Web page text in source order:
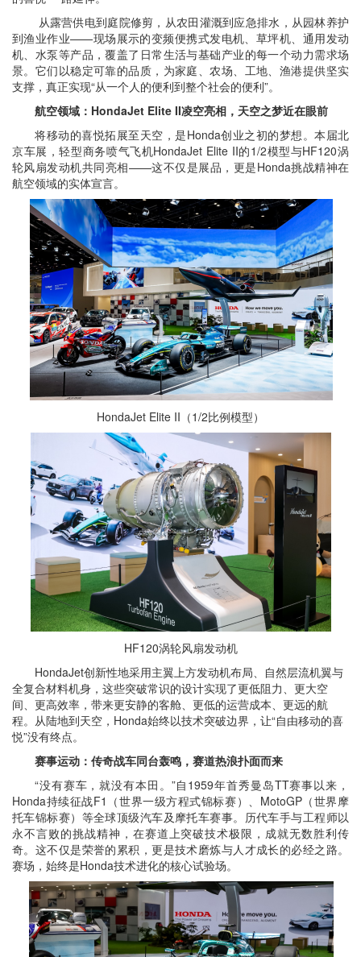
从露营供电到庭院修剪，从农田灌溉到应急排水，从园林养护
到渔业作业——现场展示的变频便携式发电机、草坪机、通用发动
机、水泵等产品，覆盖了日常生活与基础产业的每一个动力需求场
景。它们以稳定可靠的品质，为家庭、农场、工地、渔港提供坚实
支撑，真正实现“从一个人的便利到整个社会的便利”。
航空领域：HondaJet Elite II凌空亮相，天空之梦近在眼前
将移动的喜悦拓展至天空，是Honda创业之初的梦想。本届北
京车展，轻型商务喷气飞机HondaJet Elite II的1/2模型与HF120涡
轮风扇发动机共同亮相——这不仅是展品，更是Honda挑战精神在
航空领域的实体宣言。
HondaJet Elite II（1/2比例模型）
HF120涡轮风扇发动机
HondaJet创新性地采用主翼上方发动机布局、自然层流机翼与
全复合材料机身，这些突破常识的设计实现了更低阻力、更大空
间、更高效率，带来更安静的客舱、更低的运营成本、更远的航
程。从陆地到天空，Honda始终以技术突破边界，让“自由移动的喜
悦”没有终点。
赛事运动：传奇战车同台轰鸣，赛道热浪扑面而来
“没有赛车，就没有本田。”自1959年首秀曼岛TT赛事以来，
Honda持续征战F1（世界一级方程式锦标赛）、MotoGP（世界摩
托车锦标赛）等全球顶级汽车及摩托车赛事。历代车手与工程师以
永不言败的挑战精神，在赛道上突破技术极限，成就无数胜利传
奇。这不仅是荣誉的累积，更是技术磨炼与人才成长的必经之路。
赛场，始终是Honda技术进化的核心试验场。